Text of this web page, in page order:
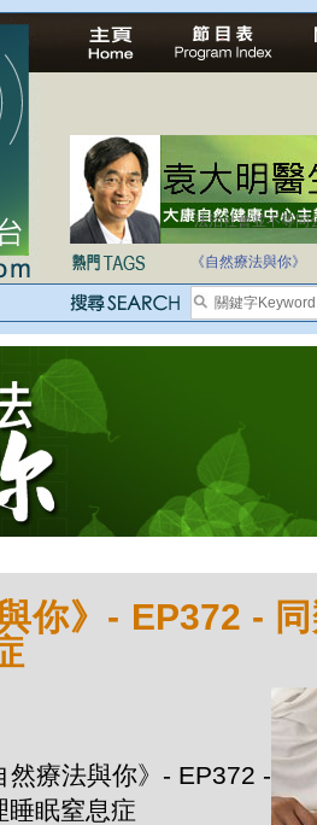
法治社會並不等同
《自然療法與你》
你》- EP372 -
然療法與你》- EP372 -
睡眠窒息症